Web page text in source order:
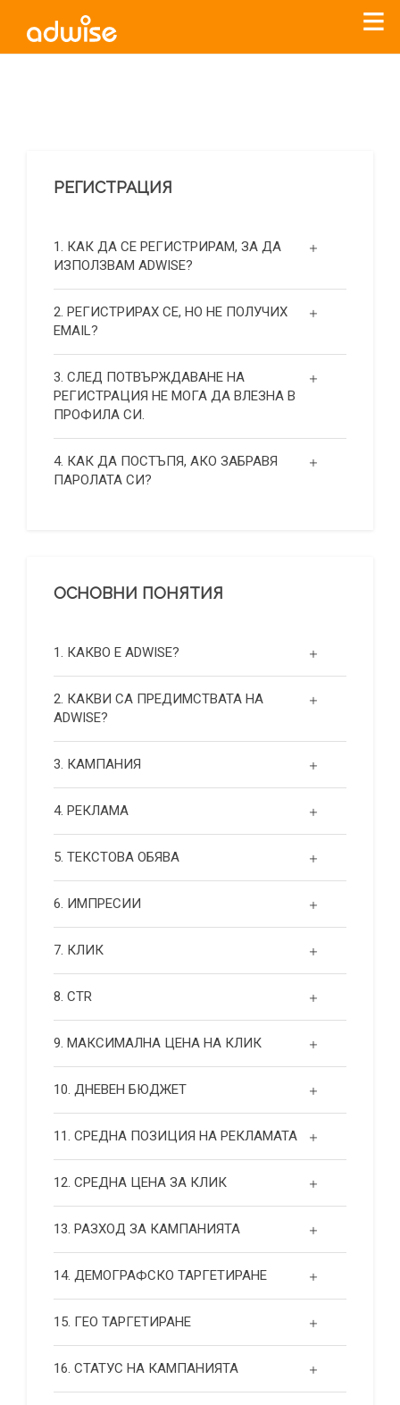
РЕГИСТРАЦИЯ
1. КАК ДА СЕ РЕГИСТРИРАМ, ЗА ДА
ИЗПОЛЗВАМ ADWISE?
2. РЕГИСТРИРАХ СЕ, НО НЕ ПОЛУЧИХ
EMAIL?
3. СЛЕД ПОТВЪРЖДАВАНЕ НА
РЕГИСТРАЦИЯ НЕ МОГА ДА ВЛЕЗНА В
ПРОФИЛА СИ.
4. КАК ДА ПОСТЪПЯ, АКО ЗАБРАВЯ
ПАРОЛАТА СИ?
ОСНОВНИ ПОНЯТИЯ
1. КАКВО Е ADWISE?
2. КАКВИ СА ПРЕДИМСТВАТА НА
ADWISE?
3. КАМПАНИЯ
4. РЕКЛАМА
5. ТЕКСТОВА ОБЯВА
6. ИМПРЕСИИ
7. КЛИК
8. CTR
9. МАКСИМАЛНА ЦЕНА НА КЛИК
10. ДНЕВЕН БЮДЖЕТ
11. СРЕДНА ПОЗИЦИЯ НА РЕКЛАМАТА
12. СРЕДНА ЦЕНА ЗА КЛИК
13. РАЗХОД ЗА КАМПАНИЯТА
14. ДЕМОГРАФСКО ТАРГЕТИРАНЕ
15. ГЕО ТАРГЕТИРАНЕ
16. СТАТУС НА КАМПАНИЯТА